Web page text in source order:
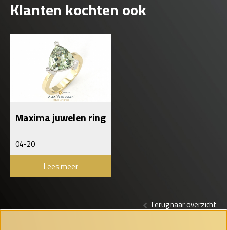
Klanten kochten ook
Maxima juwelen ring
04-20
Lees meer
Terug naar overzicht